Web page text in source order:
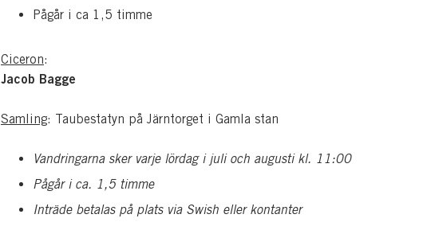
Pågår i ca 1,5 timme
Ciceron:
Jacob Bagge
Samling: Taubestatyn på Järntorget i Gamla stan
Vandringarna sker varje lördag i juli och augusti kl. 11:00
Pågår i ca. 1,5 timme
Inträde betalas på plats via Swish eller kontanter